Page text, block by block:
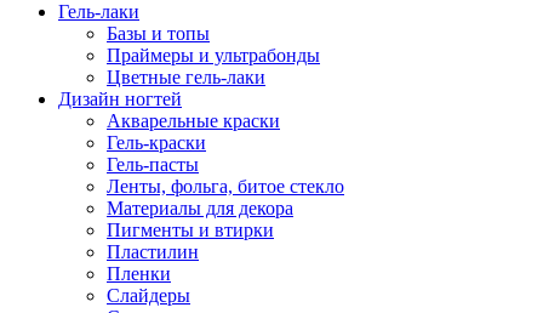
Гель-лаки
Базы и топы
Праймеры и ультрабонды
Цветные гель-лаки
Дизайн ногтей
Акварельные краски
Гель-краски
Гель-пасты
Ленты, фольга, битое стекло
Материалы для декора
Пигменты и втирки
Пластилин
Пленки
Слайдеры